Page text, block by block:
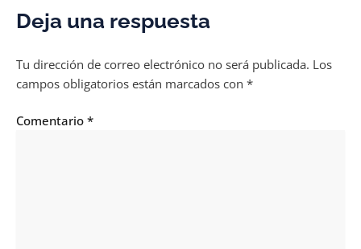
Deja una respuesta
Tu dirección de correo electrónico no será publicada. Los
campos obligatorios están marcados con *
Comentario *